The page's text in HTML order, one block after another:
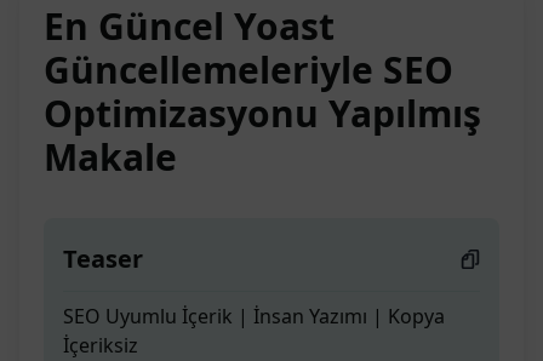
En Güncel Yoast
Güncellemeleriyle SEO
Optimizasyonu Yapılmış
Makale
Teaser
SEO Uyumlu İçerik | İnsan Yazımı | Kopya
İçeriksiz